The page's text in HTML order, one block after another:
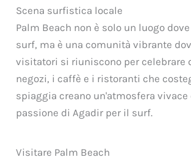
Scena surfistica locale
Palm Beach non è solo un luogo
surf, ma è una comunità vibrante
visitatori si riuniscono per celebrare
negozi, i caffè e i ristoranti che
spiaggia creano un'atmosfera
passione di Agadir per il surf.
Visitare Palm Beach